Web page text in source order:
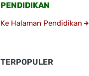
PENDIDIKAN
Ke Halaman Pendidikan
TERPOPULER